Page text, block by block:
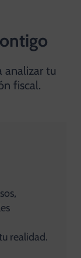
analizar tu
fiscal.
realidad.